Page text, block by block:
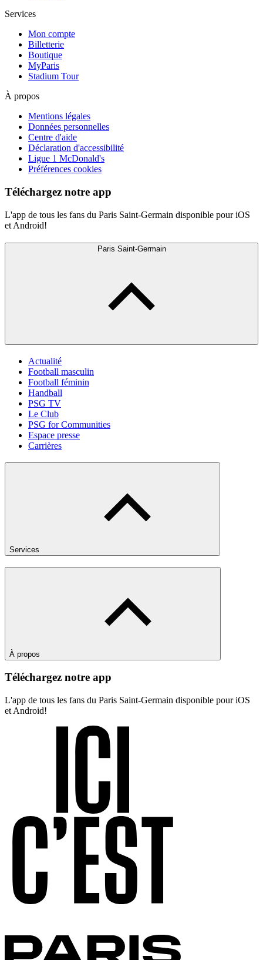
Services
Mon compte
Billetterie
Boutique
MyParis
Stadium Tour
À propos
Mentions légales
Données personnelles
Centre d'aide
Déclaration d'accessibilité
Ligue 1 McDonald's
Préférences cookies
Téléchargez notre app
L'app de tous les fans du Paris Saint-Germain disponible pour iOS
et Android!
Paris Saint-Germain
Actualité
Football masculin
Football féminin
Handball
PSG TV
Le Club
PSG for Communities
Espace presse
Carrières
Services
À propos
Téléchargez notre app
L'app de tous les fans du Paris Saint-Germain disponible pour iOS
et Android!